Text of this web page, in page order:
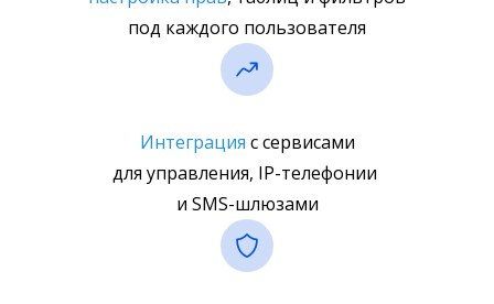
под каждого пользователя
Интеграция с сервисами
для управления, IP-телефонии
и SMS-шлюзами